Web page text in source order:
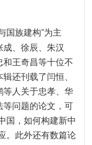
国族建构”为主
、徐辰、朱汉
王奇昌等十位不
还刊载了闫恒、
人关于忠孝、华
问题的论文，可
国，如何构建新中
。此外还有数篇论